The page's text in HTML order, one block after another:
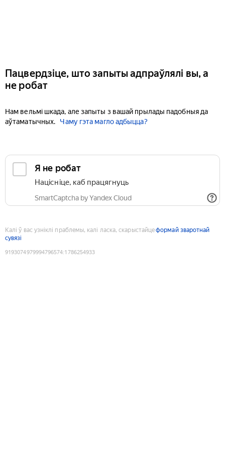
Пацвердзіце, што запыты адпраўлялі вы, а
не робат
Нам вельмі шкада, але запыты з вашай прылады падобныя да
аўтаматычных.
Чаму гэта магло адбыцца?
Я не робат
Націсніце, каб працягнуць
SmartCaptcha by Yandex Cloud
Калі ў вас узніклі праблемы, калі ласка, скарыстайцеформай зваротнай
сувязі
9193074979994796574:1786254933